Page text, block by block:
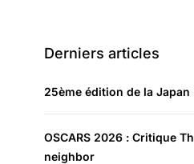
Derniers articles
25ème édition de la
OSCARS 2026 : Critique
neighbor